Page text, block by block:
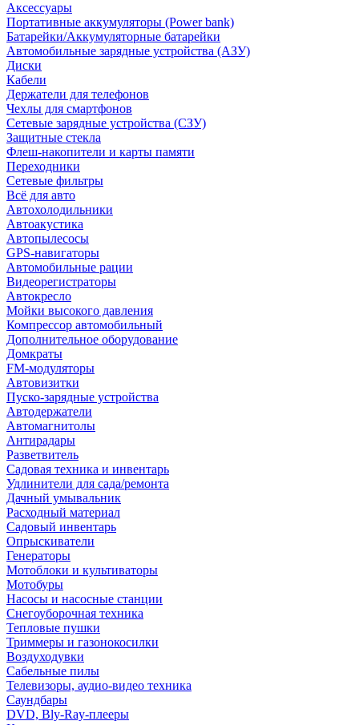
Аксессуары
Портативные аккумуляторы (Power bank)
Батарейки/Аккумуляторные батарейки
Автомобильные зарядные устройства (АЗУ)
Диски
Кабели
Держатели для телефонов
Чехлы для смартфонов
Сетевые зарядные устройства (СЗУ)
Защитные стекла
Флеш-накопители и карты памяти
Переходники
Сетевые фильтры
Всё для авто
Автохолодильники
Автоакустика
Автопылесосы
GPS-навигаторы
Автомобильные рации
Видеорегистраторы
Автокресло
Мойки высокого давления
Компрессор автомобильный
Дополнительное оборудование
Домкраты
FM-модуляторы
Автовизитки
Пуско-зарядные устройства
Автодержатели
Автомагнитолы
Антирадары
Разветвитель
Садовая техника и инвентарь
Удлинители для сада/ремонта
Дачный умывальник
Расходный материал
Садовый инвентарь
Опрыскиватели
Генераторы
Мотоблоки и культиваторы
Мотобуры
Насосы и насосные станции
Снегоуборочная техника
Тепловые пушки
Триммеры и газонокосилки
Воздуходувки
Сабельные пилы
Телевизоры, аудио-видео техника
Саундбары
DVD, Bly-Ray-плееры